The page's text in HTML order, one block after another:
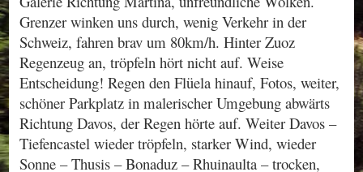
Grenzer winken uns durch, wenig Verkehr in der
Schweiz, fahren brav um 80km/h. Hinter Zuoz
Regenzeug an, tröpfeln hört nicht auf. Weise
Entscheidung! Regen den Flüela hinauf, Fotos, weiter,
schöner Parkplatz in malerischer Umgebung abwärts
Richtung Davos, der Regen hörte auf. Weiter Davos –
Tiefencastel wieder tröpfeln, starker Wind, wieder
Sonne – Thusis – Bonaduz – Rhuinaulta – trocken,